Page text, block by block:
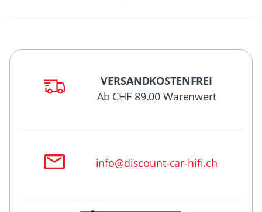
VERSANDKOSTENFREI
Ab CHF 89.00 Warenwert
info@discount-car-hifi.ch